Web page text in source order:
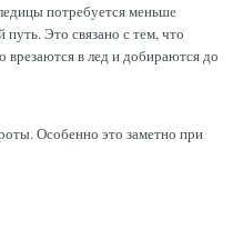
потребуется меньше
Это связано с тем, что
в лед и добираются до
Особенно это заметно при